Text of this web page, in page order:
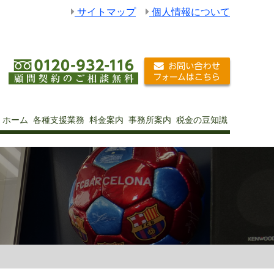
サイトマップ 個人情報について
ホーム 各種支援業務 料金案内 事務所案内 税金の豆知識